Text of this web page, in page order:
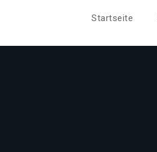
Startseite